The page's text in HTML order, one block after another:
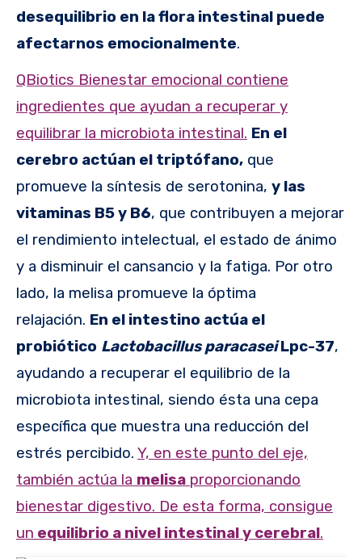
desequilibrio en la flora intestinal puede
afectarnos emocionalmente.
QBiotics Bienestar emocional contiene
ingredientes que ayudan a recuperar y
equilibrar la microbiota intestinal. En el
cerebro actúan el triptófano, que
promueve la síntesis de serotonina, y las
vitaminas B5 y B6, que contribuyen a mejorar
el rendimiento intelectual, el estado de ánimo
y a disminuir el cansancio y la fatiga. Por otro
lado, la melisa promueve la óptima
relajación. En el intestino actúa el
probiótico Lactobacillus paracaseiLpc-37,
ayudando a recuperar el equilibrio de la
microbiota intestinal, siendo ésta una cepa
específica que muestra una reducción del
estrés percibido. Y, en este punto del eje,
también actúa la melisa proporcionando
bienestar digestivo. De esta forma, consigue
un equilibrio a nivel intestinal y cerebral.